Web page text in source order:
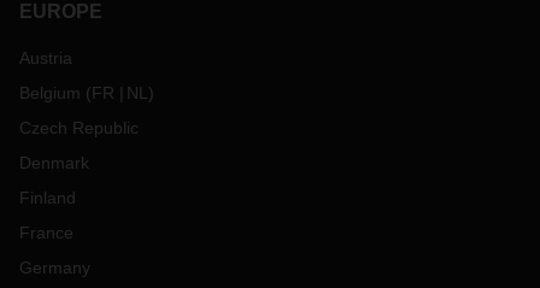
EUROPE
Austria
Belgium (FR NL )
Czech Republic
Denmark
Finland
France
Germany